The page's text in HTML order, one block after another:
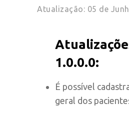
Atualização: 05 de
1.0.0.0:
É possível
geral dos